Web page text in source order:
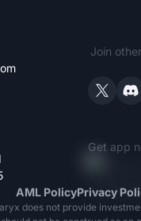
Join
Get app
AML PolicyPrivacy
does not provide